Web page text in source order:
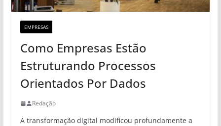
EMPRESAS
Como Empresas Estão
Estruturando Processos
Orientados Por Dados
Redação
A transformação digital modificou profundamente a